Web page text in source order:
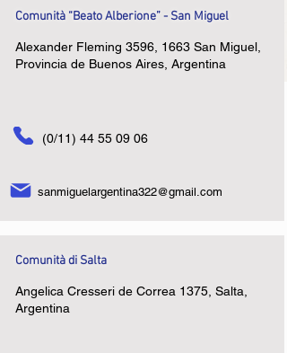
Comunità “Beato Alberione” - San Miguel
Alexander Fleming 3596, 1663 San Miguel,
Provincia de Buenos Aires, Argentina
(0/11) 44 55 09 06
sanmiguelargentina322@gmail.com
Comunità di Salta
Angelica Cresseri de Correa 1375, Salta,
Argentina